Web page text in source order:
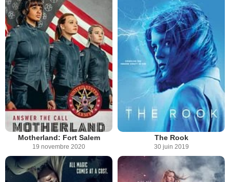
Motherland: Fort Salem
19 novembre 2020
The Rook
30 juin 2019